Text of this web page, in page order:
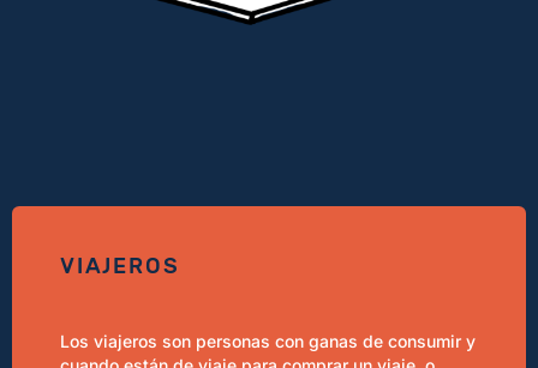
VIAJEROS
Los viajeros son personas con ganas de consumir y